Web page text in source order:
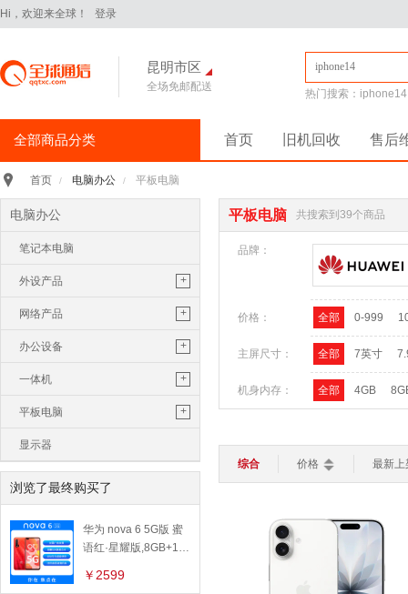
Hi，欢迎来全球！ 登录
昆明市区
全场免邮配送
热门搜索： iphone14
全部商品分类
手机通讯
iPhone16Pro
华为Pura70
华为 nova14 Pro
平板电脑
华为 MatePad Pro 2025款
手机配件
>
保护膜
华为
平板电脑
加湿器
灯光设备
智能电视
智能安防
智能穿戴
智能手表
首页 旧机回收 售后
首页 / 电脑办公 / 平板电脑
电脑办公
笔记本电脑
外设产品 +
鼠标
键盘
U盘
鼠标垫
电脑包
移动硬盘
转接线
触控笔
网络产品 +
路由器
随行wifi
办公设备 +
打印机
一体机 +
苹果一体机
平板电脑 +
苹果平板
华为平板
小米平板
亚马逊平板
显示器
浏览了最终购买了
华为 nova 6 5G版 蜜
语红·星耀版,8GB+12
￥2599
平板电脑 共搜索到39个商品
品牌：
价格： 全部 0-999
主屏尺寸： 全部 7英寸
机身内存： 全部 4GB
操作系统： 全部 ios 系统
综合 价格 最新上